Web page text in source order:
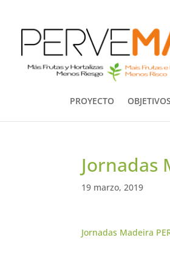
PROYECTO OBJETIVOS
Jornadas
19 marzo, 2019
Jornadas Madeira